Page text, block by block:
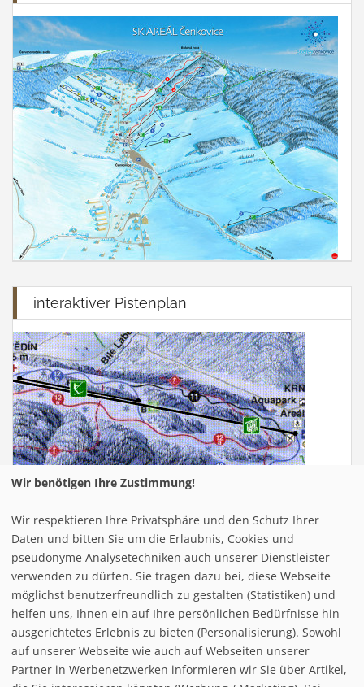
interaktiver Pistenplan
Infrastuktur Bukova Hora
Loipe/Langlauf:
60
Snow tubing:
Eislaufen:
Rodelbahn:
Nachtrodeln:
Hallenbad:
Wir benötigen Ihre Zustimmung!
Wir respektieren Ihre Privatsphäre und den Schutz Ihrer
Daten und bitten Sie um die Erlaubnis, Cookies und
pseudonyme Analysetechniken auch unserer Dienstleister
verwenden zu dürfen. Sie tragen dazu bei, diese Webseite
möglichst benutzerfreundlich zu gestalten (Statistiken) und
helfen uns, Ihnen ein auf Ihre persönlichen Bedürfnisse hin
ausgerichtetes Erlebnis zu bieten (Personalisierung). Sowohl
auf unserer Webseite wie auch auf Webseiten unserer
Partner in Werbenetzwerken informieren wir Sie über Artikel,